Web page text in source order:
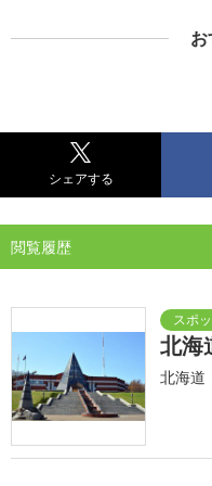
シェアする
閲覧履歴
北海
北海道